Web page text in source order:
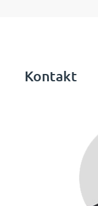
für ein
Kontakt